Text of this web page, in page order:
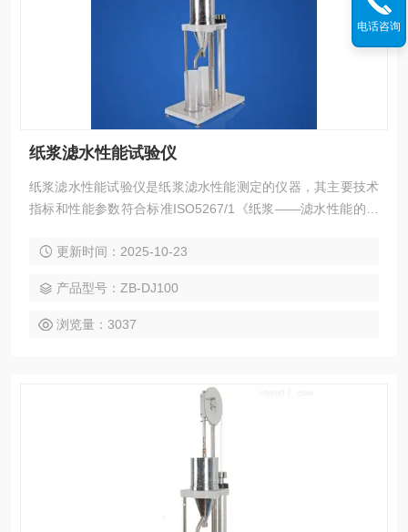
纸浆滤水性能试验仪
纸浆滤水性能试验仪是纸浆滤水性能测定的仪器，其主要技术
指标和性能参数符合标准ISO5267/1《纸浆——滤水性能的测
浆度的测定法》的有关规定。本仪器根据纸浆叩解度与纸浆悬
度仪设计，用于测定浆料悬浮液的滤水性能，研究纤维状况和
评定浆料打浆程度
更新时间：2025-10-23
产品型号：ZB-DJ100
浏览量：3037
电话咨询